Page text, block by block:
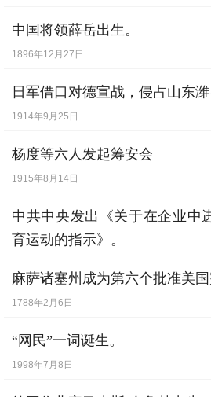
中国将领薛岳出生。
1896年12月27日
日军借口对德宣战，侵占山东潍
1914年9月25日
杨度等六人发起筹安会
1915年8月14日
中共中央发出《关于在企业中
育运动的指示》。
麻萨诸塞州成为第六个批准美国
1788年2月6日
“网民”一词诞生。
1998年7月8日